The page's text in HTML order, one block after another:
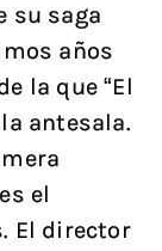
su saga
años
la que “El
antesala.
el
El director